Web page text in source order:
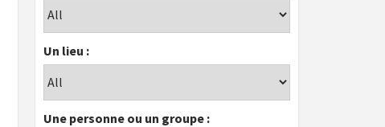
Un lieu :
Une personne ou un groupe :